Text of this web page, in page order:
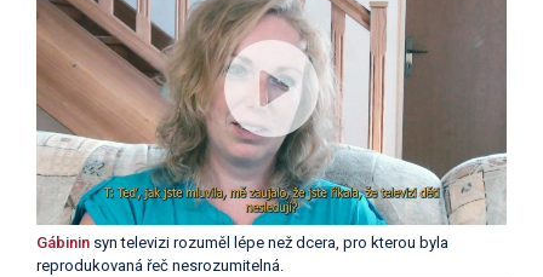
Gábinin syn televizi rozuměl lépe než dcera, pro kterou byla
reprodukovaná řeč nesrozumitelná.